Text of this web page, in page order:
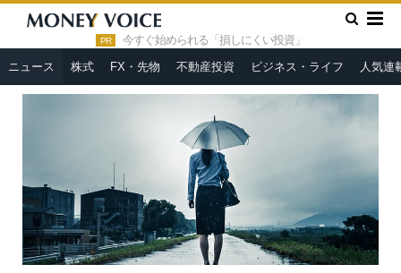
PR 今すぐ始められる「損しにくい投資」
ニュース 株式 FX・先物 不動産投資 ビジネス・ライフ 人気連
HOME » ニュース »
日本を直撃「息切れ倒産」という春の嵐。
景気回復で逆に中小が壊滅するワケ＝原彰宏